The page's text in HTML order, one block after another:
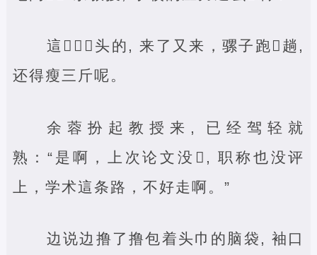
這‌‌‌头的, 来了又来，骡子跑‌趟,
还得瘦三斤呢。
余蓉扮起教授来, 已经驾轻就
熟：“是啊，上次论文没‌, 职称也没评
上，学术這条路，不好走啊。”
边说边撸了撸包着头巾的脑袋, 袖口